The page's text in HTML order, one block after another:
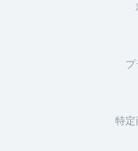
特定